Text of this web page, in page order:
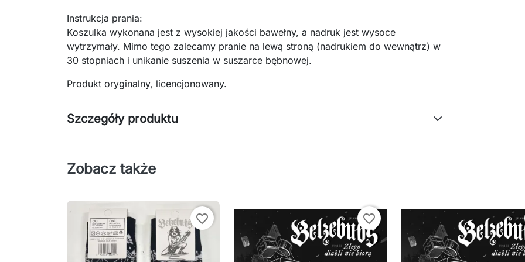
Instrukcja prania:
Koszulka wykonana jest z wysokiej jakości bawełny, a nadruk jest wysoce
wytrzymały. Mimo tego zalecamy pranie na lewą stroną (nadrukiem do wewnątrz) w
30 stopniach i unikanie suszenia w suszarce bębnowej.
Produkt oryginalny, licencjonowany.
Szczegóły produktu
Zobacz także
favorite_border favorite_border